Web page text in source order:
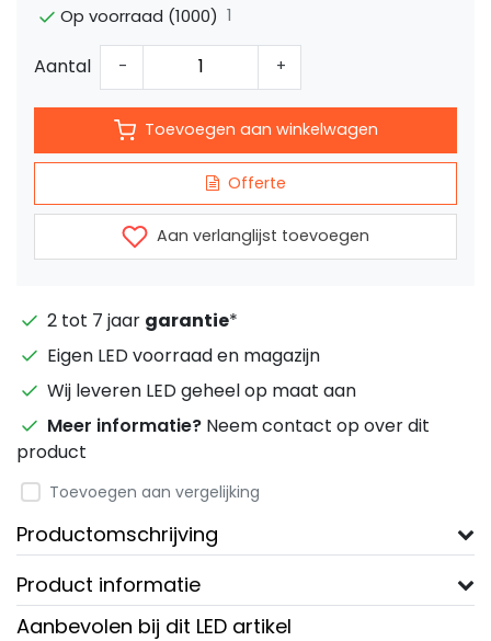
Op voorraad (1000) 1
Aantal - +
Toevoegen aan winkelwagen
Offerte
Aan verlanglijst toevoegen
2 tot 7 jaar garantie*
Eigen LED voorraad en magazijn
Wij leveren LED geheel op maat aan
Meer informatie? Neem contact op over dit
product
Toevoegen aan vergelijking
Productomschrijving
Product informatie
Aanbevolen bij dit LED artikel